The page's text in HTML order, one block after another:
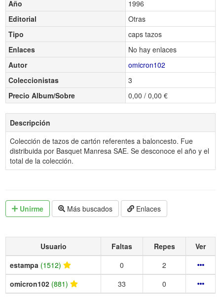
Año
1996
Editorial
Otras
Tipo
caps tazos
Enlaces
No hay enlaces
Autor
omicron102
Coleccionistas
3
Precio Album/Sobre
0,00 / 0,00 €
Descripción
Colección de tazos de cartón referentes a baloncesto. Fue
distribuida por Basquet Manresa SAE. Se desconoce el año y el
total de la colección.
Unirme Más buscados Enlaces
Usuario Faltas Repes
Ver
estampa (1512) 0
2
omicron102 (881) 33 0